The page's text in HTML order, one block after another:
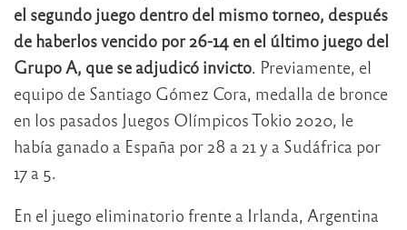
el segundo juego dentro del mismo torneo, después
de haberlos vencido por 26-14 en el último juego del
Grupo A, que se adjudicó invicto. Previamente, el
equipo de Santiago Gómez Cora, medalla de bronce
en los pasados Juegos Olímpicos Tokio 2020, le
había ganado a España por 28 a 21 y a Sudáfrica por
17 a 5.
En el juego eliminatorio frente a Irlanda, Argentina